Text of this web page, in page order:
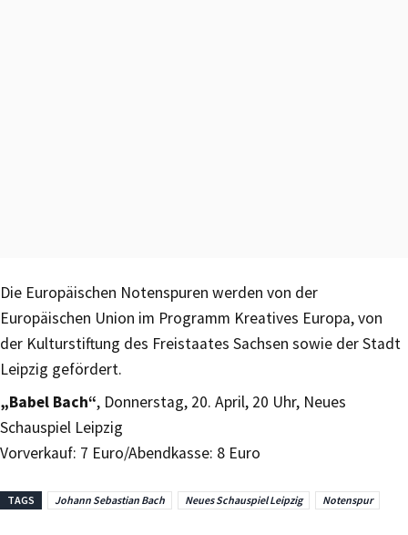
Die Europäischen Notenspuren werden von der
Europäischen Union im Programm Kreatives Europa, von
der Kulturstiftung des Freistaates Sachsen sowie der Stadt
Leipzig gefördert.
„Babel Bach“, Donnerstag, 20. April, 20 Uhr, Neues
Schauspiel Leipzig
Vorverkauf: 7 Euro/Abendkasse: 8 Euro
TAGS Johann Sebastian Bach Neues Schauspiel Leipzig Notenspur